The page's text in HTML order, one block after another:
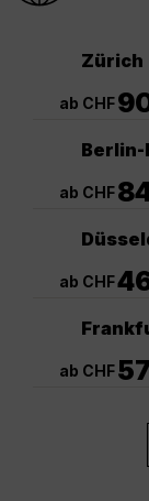
Zürich
ab CHF
ab CHF
ab CHF
ab CHF57